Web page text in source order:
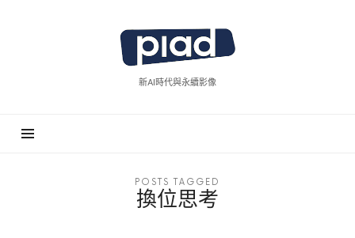
piad
拍
新AI時代與永續影像
POSTS TAGGED
換位思考